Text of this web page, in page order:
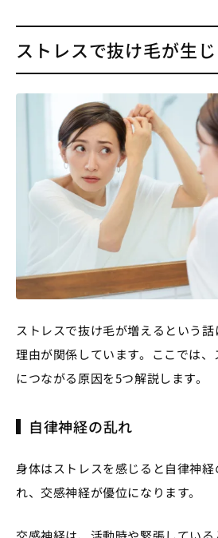
ストレスで抜け毛が生
ストレスで抜け毛が増えるという
理由が関係しています。ここでは
につながる原因を5つ解説します。
自律神経の乱れ
身体はストレスを感じると自律神
れ、交感神経が優位になります。